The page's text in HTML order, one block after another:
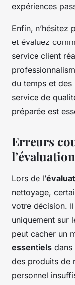
expériences
Enfin, n’hésitez
et évaluez
service client
du temps et des
service de
préparée est
Erreurs
Lors de l’
nettoyage,
votre décision.
uniquement sur
peut cacher un
essentiels dans
des produits de
personnel